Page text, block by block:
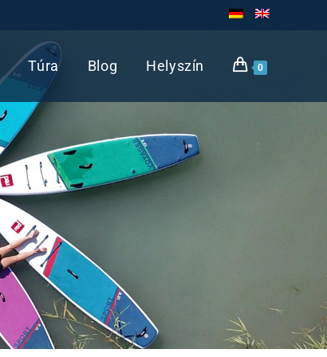
Túra Blog Helyszín 0